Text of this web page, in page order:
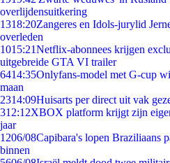
overlijdensuitkering
1318:20Zangeres en Idols-jurylid
overleden
1015:21Netflix-abonnees krijgen
uitgebreide GTA VI trailer
6414:35Onlyfans-model met G-cup
maan
2314:09Huisarts per direct uit vak
312:12XBOX platform krijgt zijn
jaar
1206/08Capibara's lopen Braziliaans
binnen